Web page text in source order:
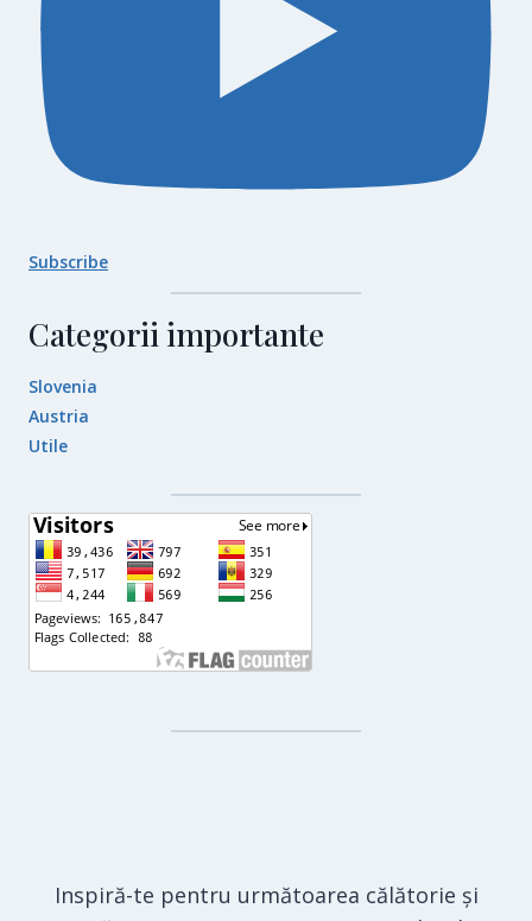
Subscribe
Categorii importante
Slovenia
Austria
Utile
Inspiră-te pentru următoarea călătorie și